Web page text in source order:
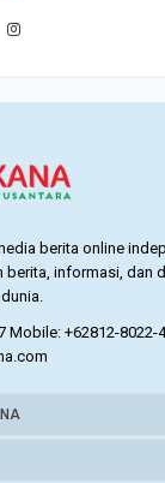
berita online
Mobile: +62812-8022-